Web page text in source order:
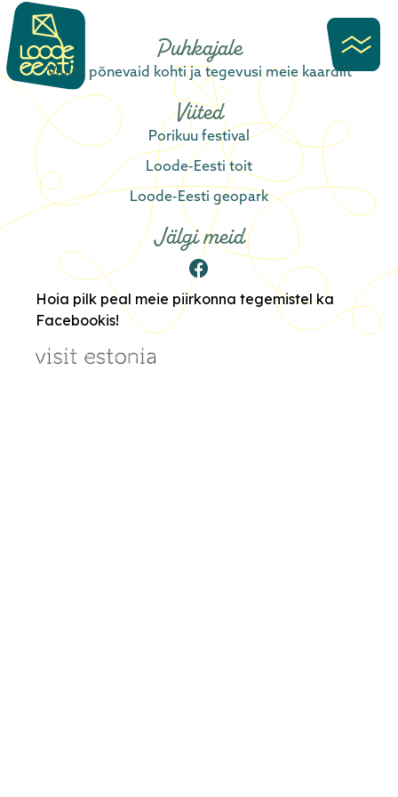
content
Puhkajale
Vaata põnevaid kohti ja tegevusi meie kaardilt
Viited
Porikuu festival
Loode-Eesti toit
Loode-Eesti geopark
Jälgi meid
Hoia pilk peal meie piirkonna tegemistel ka
Facebookis!